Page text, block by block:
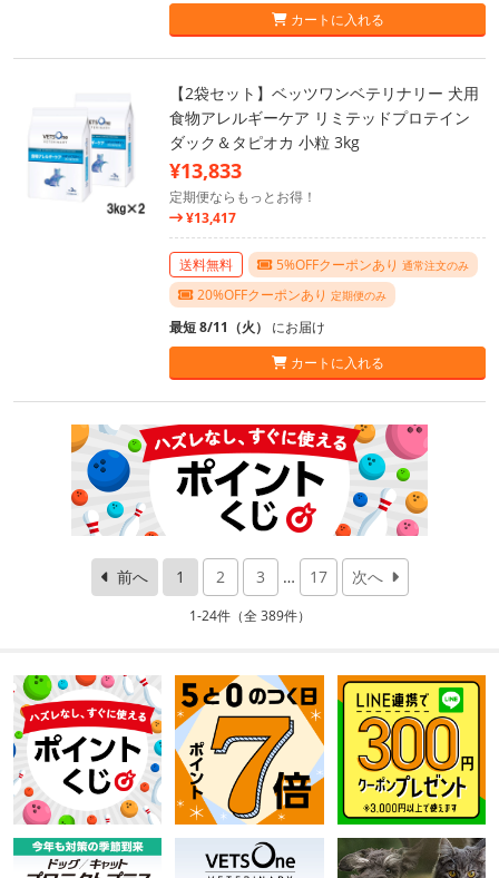
カートに入れる
【2袋セット】ベッツワンベテリナリー 犬用
食物アレルギーケア リミテッドプロテイン
ダック＆タピオカ 小粒 3kg
¥13,833
定期便ならもっとお得！
¥13,417
送料無料 5%OFFクーポンあり 通常注文のみ
20%OFFクーポンあり 定期便のみ
最短 8/11（火） にお届け
カートに入れる
前へ 1 2 3 … 17 次へ
1-24件（全 389件）